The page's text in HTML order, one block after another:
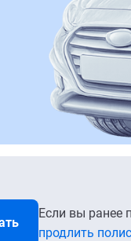
Если вы ранее
продлить полис